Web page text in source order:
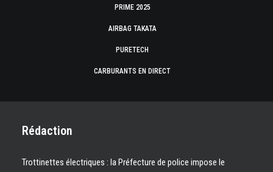
PRIME 2025
AIRBAG TAKATA
PURETECH
CARBURANTS EN DIRECT
Rédaction
Trottinettes électriques : la Préfecture de police impose le